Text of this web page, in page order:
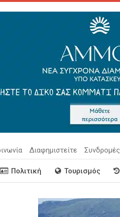
Διαφημιστείτε Συνδρομές
Πολιτική Τουρισμός